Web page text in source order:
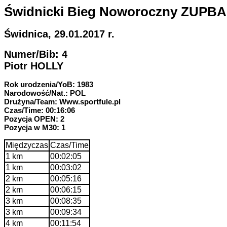
Świdnicki Bieg Noworoczny
Świdnica, 29.01.2017 r.
Numer/Bib: 4
Piotr HOLLY
Rok urodzenia/YoB: 1983
Narodowość/Nat.: POL
Drużyna/Team: Www.sportfule.pl
Czas/Time: 00:16:06
Pozycja OPEN: 2
Pozycja w M30: 1
Międzyczas Czas/Time
1 km
00:02:05
1 km
00:03:02
2 km
00:05:16
2 km
00:06:15
3 km
00:08:35
3 km
00:09:34
4 km
00:11:54